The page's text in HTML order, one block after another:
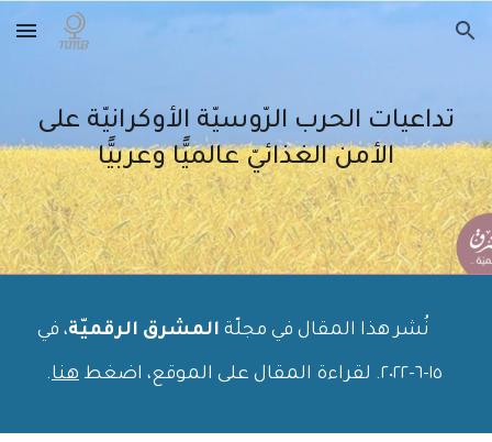
Skip to main content Skip to navigation
تداعيات الحرب الرّوسيّة الأوكرانيّة على
الأمن الغذائيّ عالميًّا وعربيًّا
نُشر هذا المقال في مجلّة المشرق الرقميّة، في
١٥-٦-٢٠٢٢ . لقراءة المقال على الموقع، اضغط هنا.